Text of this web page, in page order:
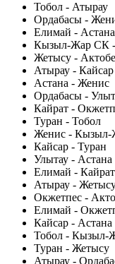
Тобол - Атырау
Ордабасы -
Елимай - Астана
Кызыл-Жар СК
Жетысу - Актобе
Атырау - Кайсар
Астана - Женис
Ордабасы -
Кайрат -
Туран - Тобол
Женис -
Кайсар - Туран
Улытау - Астана
Елимай - Кайрат
Атырау -
Окжетпес -
Елимай -
Кайсар - Астана
Тобол - Кызыл-
Туран - Жетысу
Атырау -